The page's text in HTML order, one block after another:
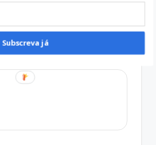
Subscreva já